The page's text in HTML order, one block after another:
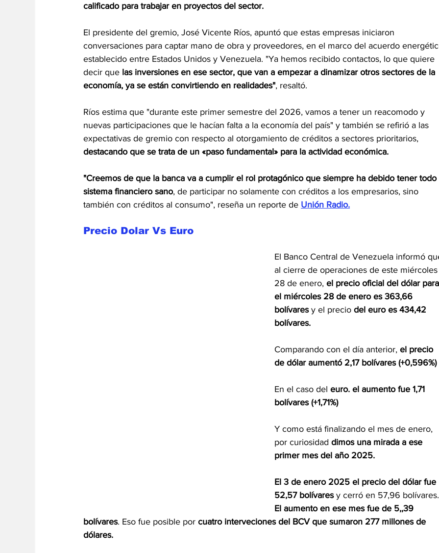
calificado para trabajar en proyectos del sector.
El presidente del gremio, José Vicente Ríos, apuntó que estas empresas iniciaron
conversaciones para captar mano de obra y proveedores, en el marco del acuerdo
establecido entre Estados Unidos y Venezuela. "Ya hemos recibido contactos, lo que quiere
decir que las inversiones en ese sector, que van a empezar a dinamizar otros sectores de la
economía, ya se están convirtiendo en realidades", resaltó.
Ríos estima que "durante este primer semestre del 2026, vamos a tener un reacomodo y
nuevas participaciones que le hacían falta a la economía del país" y también se refirió a las
expectativas de gremio con respecto al otorgamiento de créditos a sectores prioritarios,
destacando que se trata de un «paso fundamental» para la actividad económica.
"Creemos de que la banca va a cumplir el rol protagónico que siempre ha debido tener todo
sistema financiero sano, de participar no solamente con créditos a los empresarios, sino
también con créditos al consumo", reseña un reporte de Unión Radio.
Precio Dolar Vs Euro
El Banco Central de Venezuela informó
al cierre de operaciones de este
28 de enero, el precio oficial del dólar
el miércoles 28 de enero es 363,66
bolívares y el precio del euro es 434,42
bolívares.
Comparando con el día anterior, el precio
de dólar aumentó 2,17 bolívares (+0,596%)
En el caso del euro. el aumento fue 1,71
bolívares (+1,71%)
Y como está finalizando el mes de enero,
por curiosidad dimos una mirada a ese
primer mes del año 2025.
El 3 de enero 2025 el precio del dólar fue
52,57 bolívares y cerró en 57,96
El aumento en ese mes fue de 5,,39
bolívares. Eso fue posible por cuatro interveciones del BCV que sumaron 277 millones de
dólares.